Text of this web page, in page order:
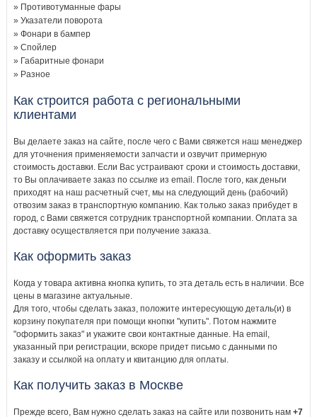
» Противотуманные фары
» Указатели поворота
» Фонари в бампер
» Спойлер
» Габаритные фонари
» Разное
Как строится работа с региональными
клиентами
Вы делаете заказ на сайте, после чего с Вами свяжется наш менеджер
для уточнения применяемости запчасти и озвучит примерную
стоимость доставки. Если Вас устраивают сроки и стоимость доставки,
то Вы оплачиваете заказ по ссылке из email. После того, как деньги
приходят на наш расчетный счет, мы на следующий день (рабочий)
отвозим заказ в транспортную компанию. Как только заказ прибудет в
город, с Вами свяжется сотрудник транспортной компании. Оплата за
доставку осуществляется при получение заказа.
Как оформить заказ
Когда у товара активна кнопка купить, то эта деталь есть в наличии. Все
цены в магазине актуальные.
Для того, чтобы сделать заказ, положите интересующую деталь(и) в
корзину покупателя при помощи кнопки "купить". Потом нажмите
"оформить заказ" и укажите свои контактные данные. На email,
указанный при регистрации, вскоре придет письмо с данными по
заказу и ссылкой на оплату и квитанцию для оплаты.
Как получить заказ в Москве
Прежде всего, Вам нужно сделать заказ на сайте или позвонить нам +7